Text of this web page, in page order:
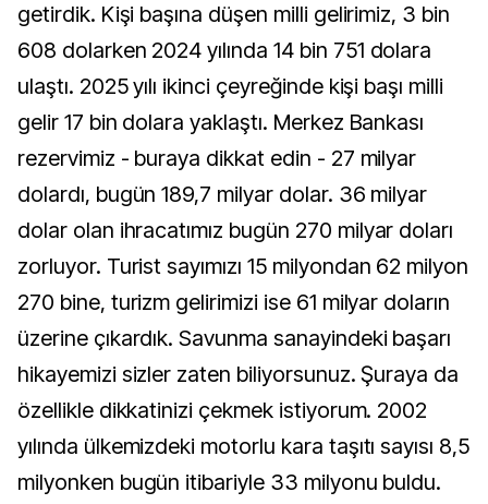
getirdik. Kişi başına düşen milli gelirimiz, 3 bin
608 dolarken 2024 yılında 14 bin 751 dolara
ulaştı. 2025 yılı ikinci çeyreğinde kişi başı milli
gelir 17 bin dolara yaklaştı. Merkez Bankası
rezervimiz - buraya dikkat edin - 27 milyar
dolardı, bugün 189,7 milyar dolar. 36 milyar
dolar olan ihracatımız bugün 270 milyar doları
zorluyor. Turist sayımızı 15 milyondan 62 milyon
270 bine, turizm gelirimizi ise 61 milyar doların
üzerine çıkardık. Savunma sanayindeki başarı
hikayemizi sizler zaten biliyorsunuz. Şuraya da
özellikle dikkatinizi çekmek istiyorum. 2002
yılında ülkemizdeki motorlu kara taşıtı sayısı 8,5
milyonken bugün itibariyle 33 milyonu buldu.